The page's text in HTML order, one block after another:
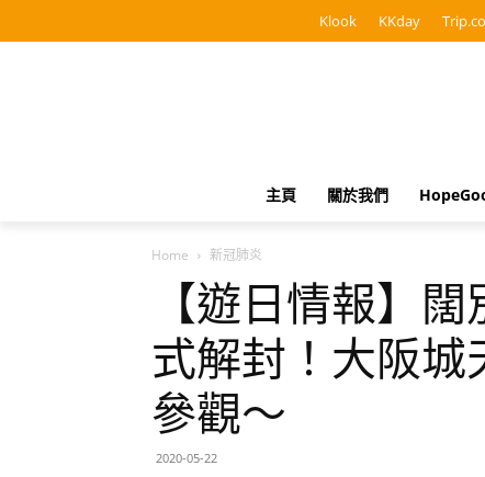
Klook KKday
主頁 關於我們
Home 新冠肺炎
【遊日情報】
式解封！大阪城
參觀～
2020-05-22